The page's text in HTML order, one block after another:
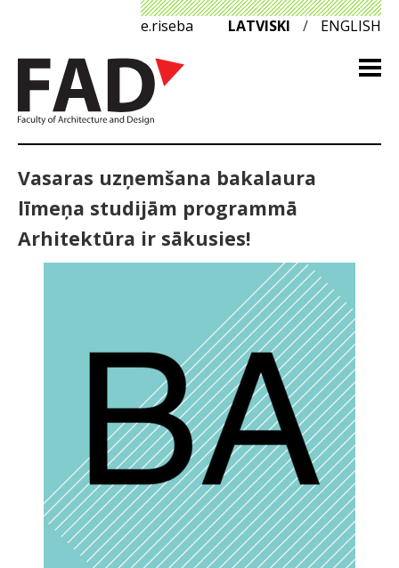
e.riseba LATVISKI / ENGLISH
Vasaras uzņemšana bakalaura
līmeņa studijām programmā
Arhitektūra ir sākusies!